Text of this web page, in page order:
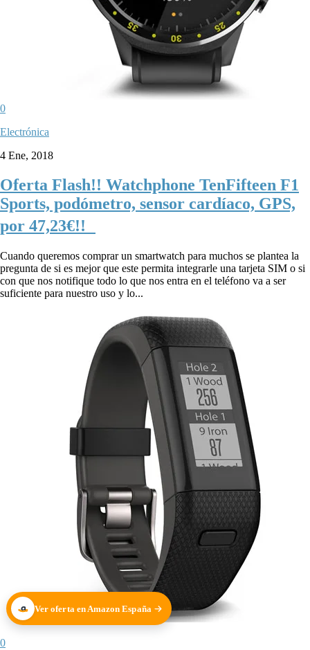
0
Electrónica
4 Ene, 2018
Oferta Flash!! Watchphone TenFifteen F1
Sports, podómetro, sensor cardíaco, GPS,
por 47,23€!!
Cuando queremos comprar un smartwatch para muchos se plantea la
pregunta de si es mejor que este permita integrarle una tarjeta SIM o si
con que nos notifique todo lo que nos entra en el teléfono va a ser
suficiente para nuestro uso y lo...
Ver oferta en Amazon España
0